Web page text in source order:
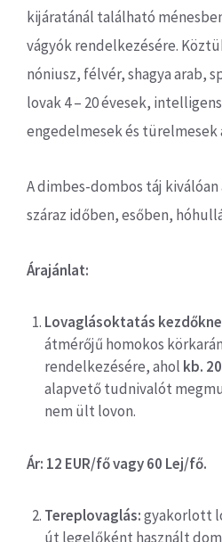
kijáratánál található
vágyók rendelkezésére.
nóniusz, félvér, shagya arab,
lovak 4 – 20 évesek,
engedelmesek és türelmesek
A dimbes-dombos táj kiválóan
száraz időben, esőben,
Árajánlat:
Lovaglásoktatás
átmérőjű homokos
rendelkezésére, ahol kb.
alapvető tudnivalót
nem ült lovon.
Ár: 12 EUR/fő vagy 60 Lej/fő.
Tereplovaglás:gyakorlott
út legelőként használt